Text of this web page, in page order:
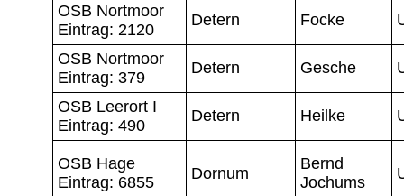
OSB Nortmoor
Eintrag: 2120
Detern Focke
OSB Nortmoor
Eintrag: 379
Detern Gesche
OSB Leerort I
Eintrag: 490
Detern Heilke
OSB Hage
Eintrag: 6855
Dornum
Bernd
Jochums